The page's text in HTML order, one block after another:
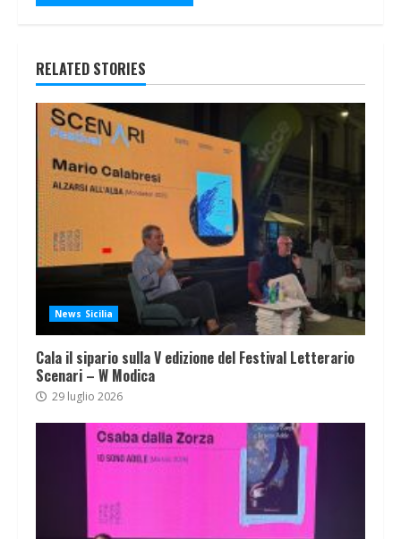
RELATED STORIES
News Sicilia
Cala il sipario sulla V edizione del Festival Letterario
Scenari – W Modica
29 luglio 2026